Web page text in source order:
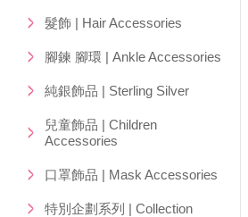
髮飾 | Hair Accessories
腳鍊 腳環 | Ankle Accessories
純銀飾品 | Sterling Silver
兒童飾品 | Children
Accessories
口罩飾品 | Mask Accessories
特別企劃系列 | Collection